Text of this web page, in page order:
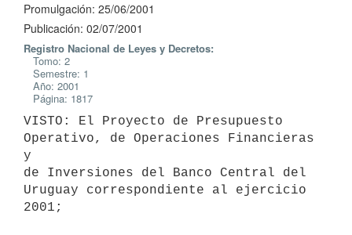
Promulgación: 25/06/2001
Publicación: 02/07/2001
Registro Nacional de Leyes y Decretos:
Tomo: 2
Semestre: 1
Año: 2001
Página: 1817
VISTO: El Proyecto de Presupuesto
Operativo, de Operaciones Financieras
y
de Inversiones del Banco Central del
Uruguay correspondiente al ejercicio
2001;